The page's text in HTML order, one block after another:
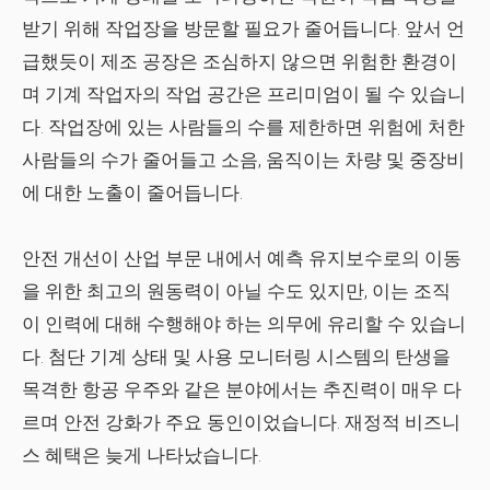
받기 위해 작업장을 방문할 필요가 줄어듭니다. 앞서 언
급했듯이 제조 공장은 조심하지 않으면 위험한 환경이
며 기계 작업자의 작업 공간은 프리미엄이 될 수 있습니
다. 작업장에 있는 사람들의 수를 제한하면 위험에 처한
사람들의 수가 줄어들고 소음, 움직이는 차량 및 중장비
에 대한 노출이 줄어듭니다.
안전 개선이 산업 부문 내에서 예측 유지보수로의 이동
을 위한 최고의 원동력이 아닐 수도 있지만, 이는 조직
이 인력에 대해 수행해야 하는 의무에 유리할 수 있습니
다. 첨단 기계 상태 및 사용 모니터링 시스템의 탄생을
목격한 항공 우주와 같은 분야에서는 추진력이 매우 다
르며 안전 강화가 주요 동인이었습니다. 재정적 비즈니
스 혜택은 늦게 나타났습니다.